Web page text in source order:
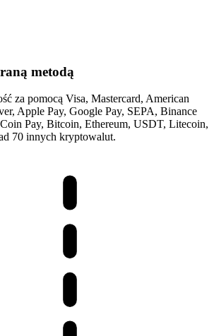
metodą
za pomocą Visa, Mastercard, American
Apple Pay, Google Pay, SEPA, Binance
Pay, Bitcoin, Ethereum, USDT, Litecoin,
70 innych kryptowalut.